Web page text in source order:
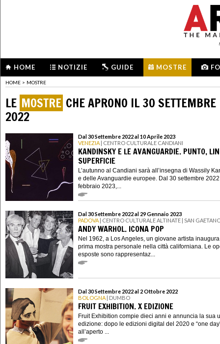
HOME NOTIZIE GUIDE MOSTRE
HOME > MOSTRE
LE MOSTRE CHE APRONO IL 30 SETTEMBRE
2022
Dal 30 Settembre 2022 al 10 Aprile 2023
VENEZIA | CENTRO CULTURALE CANDIANI
KANDINSKY E LE AVANGUARDIE. PUNTO,
SUPERFICIE
L’autunno al Candiani sarà all’insegna di Wassily
e delle Avanguardie europee. Dal 30 settembre
febbraio 2023,...
Dal 30 Settembre 2022 al 29 Gennaio 2023
PADOVA | CENTRO CULTURALE ALTINATE | SAN
ANDY WARHOL. ICONA POP
Nel 1962, a Los Angeles, un giovane artista
prima mostra personale nella città californiana. Le
esposte sono rappresentaz...
Dal 30 Settembre 2022 al 2 Ottobre 2022
BOLOGNA | DUMBO
FRUIT EXHIBITION. X EDIZIONE
Fruit Exhibition compie dieci anni e annuncia la sua
edizione: dopo le edizioni digital del 2020 e “one
all’aperto ...